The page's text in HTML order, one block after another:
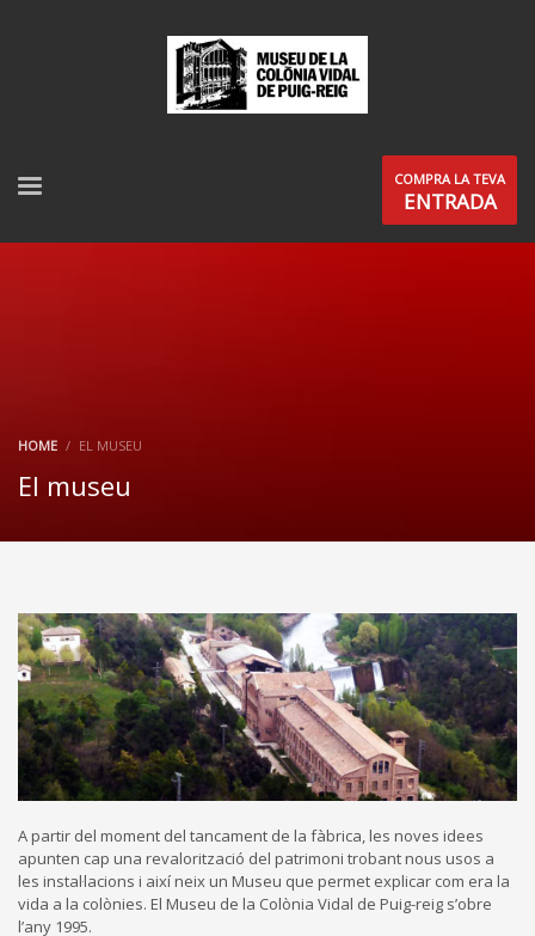
COMPRA LA TEVA
ENTRADA
HOME EL MUSEU
El museu
A partir del moment del tancament de la fàbrica, les noves idees
apunten cap una revalorització del patrimoni trobant nous usos a
les instal·lacions i així neix un Museu que permet explicar com era la
vida a la colònies. El Museu de la Colònia Vidal de Puig-reig s’obre
l’any 1995.